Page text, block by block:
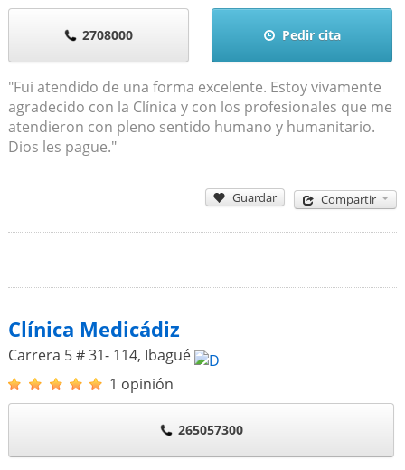
2708000 Pedir cita
"Fui atendido de una forma excelente. Estoy vivamente
agradecido con la Clínica y con los profesionales que me
atendieron con pleno sentido humano y humanitario.
Dios les pague."
Guardar Compartir
Clínica Medicádiz
Carrera 5 # 31- 114, Ibagué
1 opinión
265057300